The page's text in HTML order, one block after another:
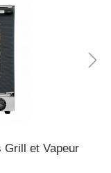
Grill et Vapeur